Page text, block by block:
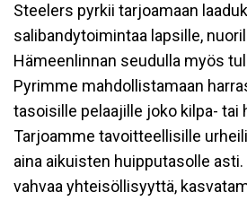
Steelers pyrkii tarjoamaan
salibandytoimintaa lapsille,
Hämeenlinnan seudulla myös
Pyrimme mahdollistamaan
tasoisille pelaajille joko kilpa- tai
Tarjoamme tavoitteellisille
aina aikuisten huipputasolle
vahvaa yhteisöllisyyttä,